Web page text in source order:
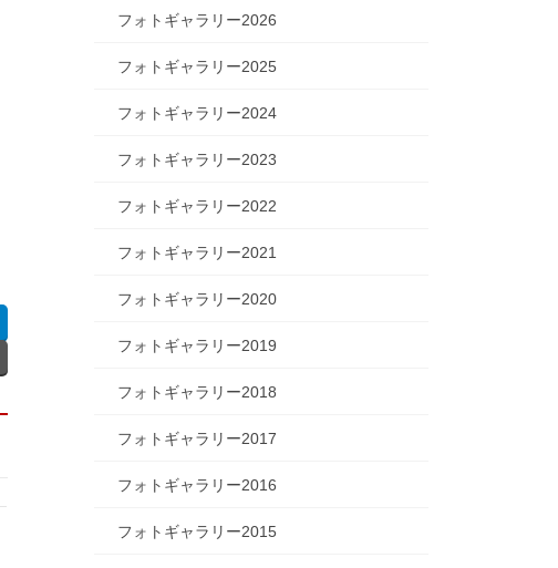
フォトギャラリー2026
フォトギャラリー2025
フォトギャラリー2024
フォトギャラリー2023
フォトギャラリー2022
フォトギャラリー2021
フォトギャラリー2020
フォトギャラリー2019
フォトギャラリー2018
フォトギャラリー2017
フォトギャラリー2016
フォトギャラリー2015